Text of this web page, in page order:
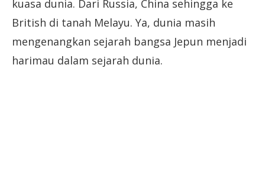
kuasa dunia. Dari Russia, China sehingga ke
British di tanah Melayu. Ya, dunia masih
mengenangkan sejarah bangsa Jepun menjadi
harimau dalam sejarah dunia.